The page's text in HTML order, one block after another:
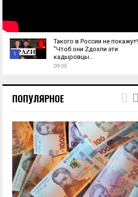
1
u
m
a
y
u
Такого в России не покажут!
"Чтоб они Zдохли эти
кадыровцы...
09:05
ПОПУЛЯРНОЕ